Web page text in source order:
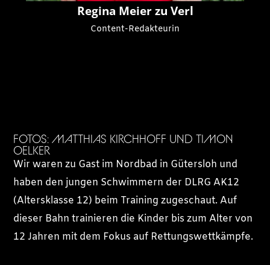
Regina Meier zu Verl
Content-Redakteurin
FOTOS: MATTHIAS KIRCHHOFF UND TIMON
OELKER
Wir waren zu Gast im Nordbad in Gütersloh und
haben den jungen Schwimmern der DLRG AK12
(Altersklasse 12) beim Training zugeschaut. Auf
dieser Bahn trainieren die Kinder bis zum Alter von
12 Jahren mit dem Fokus auf Rettungswettkämpfe.